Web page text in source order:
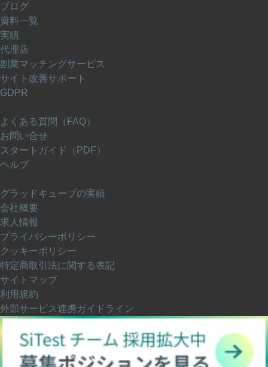
ブログ
資料一覧
実績
代理店
副業マッチングサービス
サイト改善サポート
GDPR
よくある質問（FAQ）
お問い合せ
スタートガイド（PDF）
ヘルプ
グラッドキューブの実績
会社概要
求人情報
プライバシーポリシー
クッキーポリシー
特定商取引法に関する表記
サイトマップ
利用規約
外部サービス連携ガイドライン